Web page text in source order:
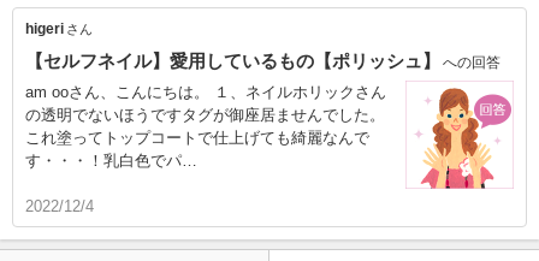
higeri さん
【セルフネイル】愛用しているもの【ポリッシュ】 への回答
am ooさん、こんにちは。 １、ネイルホリックさん
の透明でないほうですタグが御座居ませんでした。
これ塗ってトップコートで仕上げても綺麗なんで
す・・・！乳白色でパ…
2022/12/4